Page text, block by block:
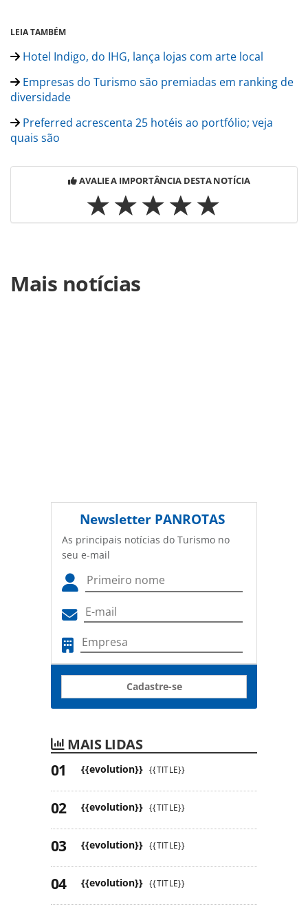
LEIA TAMBÉM
Hotel Indigo, do IHG, lança lojas com arte local
Empresas do Turismo são premiadas em ranking de
diversidade
Preferred acrescenta 25 hotéis ao portfólio; veja
quais são
AVALIE A IMPORTÂNCIA DESTA NOTÍCIA
https://www.panrotas.com.br/mercado/opiniao/2019/07/
west-hollywood-conheca-o-hotel-com-influencias-do-
Mais notícias
Newsletter PANROTAS
As principais notícias do Turismo no
seu e-mail
Cadastre-se
MAIS LIDAS
{{evolution}} {{TITLE}}
{{evolution}} {{TITLE}}
{{evolution}} {{TITLE}}
{{evolution}} {{TITLE}}